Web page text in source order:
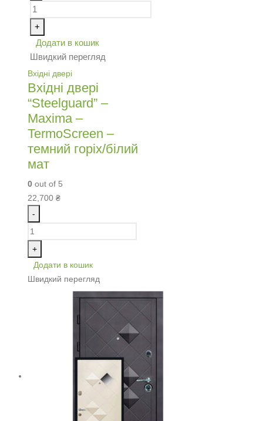
+
Додати в кошик
Швидкий перегляд
Вхідні двері
Вхідні двері
“Steelguard” –
Maxima –
TermoScreen –
темний горіх/білий
мат
0 out of 5
22,700 ₴
-
+
Додати в кошик
Швидкий перегляд